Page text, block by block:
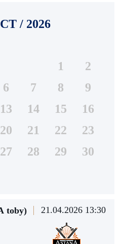
/ 2026
1
2
6 7 8
9
13 14 15
16
20 21 22
23
27 28 29
30
toby) 21.04.2026 13:30